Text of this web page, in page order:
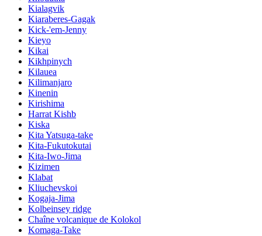
Kialagvik
Kiaraberes-Gagak
Kick-'em-Jenny
Kieyo
Kikai
Kikhpinych
Kilauea
Kilimanjaro
Kinenin
Kirishima
Harrat Kishb
Kiska
Kita Yatsuga-take
Kita-Fukutokutai
Kita-Iwo-Jima
Kizimen
Klabat
Kliuchevskoi
Kogaja-Jima
Kolbeinsey ridge
Chaîne volcanique de Kolokol
Komaga-Take